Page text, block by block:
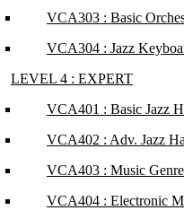
VCA303 : Basic
VCA304 : Jazz
LEVEL 4 : EXPERT
VCA401 : Basic Jazz
VCA402 : Adv. Jazz
VCA403 : Music
VCA404 : Electronic